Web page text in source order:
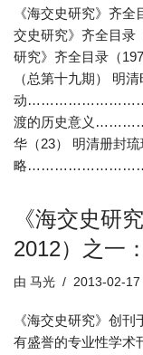
《海交史研究》齐
交史研究》齐全目录
研究》齐全目录（
（总第十九期） 明
动
渡的历史意义
华（23） 明清册封
略
《海交史研
2012）之一
由 马光 2013-02-17
《海交史研究》创
有盛誉的专业性学术